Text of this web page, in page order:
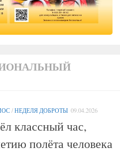
/НЕДЕЛЯ ДОБРОТЫ 09.04.2026
классный час,
полёта человека